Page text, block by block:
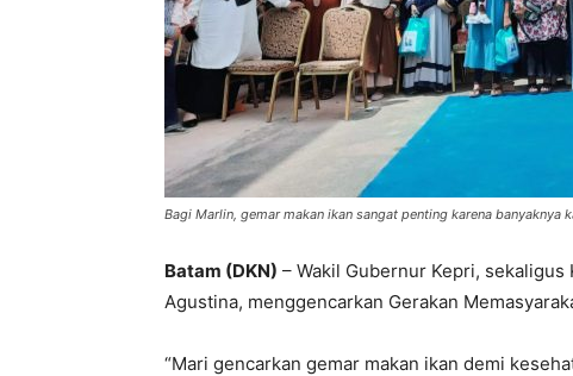
Bagi Marlin, gemar makan ikan sangat penting karena banyaknya
Batam (DKN) – Wakil Gubernur Kepri, sekaligus
Agustina, menggencarkan Gerakan
“Mari gencarkan gemar makan ikan demi